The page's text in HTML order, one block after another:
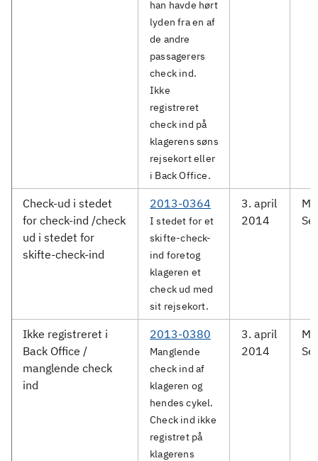
han havde hørt
lyden fra en af
de andre
passagerers
check ind.
Ikke
registreret
check ind på
klagerens søns
rejsekort eller
i Back Office.
Check-ud i stedet
for check-ind /check
ud i stedet for
skifte-check-ind
2013-0364
I stedet for et
skifte-check-
ind foretog
klageren et
check ud med
sit rejsekort.
3. april
2014
Ikke registreret i
Back Office /
manglende check
ind
2013-0380
Manglende
check ind af
klageren og
hendes cykel.
Check ind ikke
registret på
klagerens
3. april
2014